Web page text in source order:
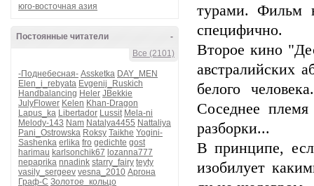
юго-восточная азия
-
Постоянные читатели
Все (2101)
-Поднебесная- Assketka DAY_MEN
Elen_i_rebyata Evgenij_Ruskich
Handbalancing Heler JBekkie
JulyFlower Kelen Khan-Dragon
Lapus_ka Libertador Lussit Mela-ni
Melody-143 Nam Natalya4455 Nattaliya
Pani_Ostrowska Roksy Taikhe Yogini-
Sashenka erlika fro gedichte gost
harimau karlsonchik67 lozanna777
nepaprika nnadink starry_fairy teyty
vasily_sergeev vesna_2010 Аргона
Граф-С Золотое_кольцо
турами. Фильм
специфично.
Второе кино
австралийских
белого
Соседнее
разборки...
В принципе,
изобилует